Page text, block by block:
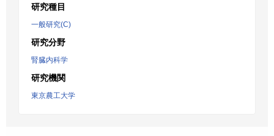
研究種目
一般研究(C)
研究分野
腎臓内科学
研究機関
東京農工大学